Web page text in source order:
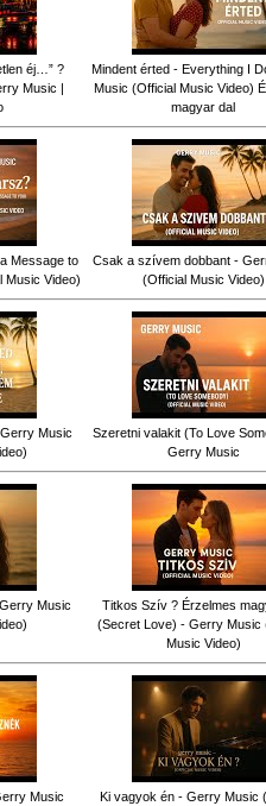
éj…” ?
Music |
Mindent érted - Everything I
Music (Official Music Video)
magyar dal
Message to
Music Video)
Csak a szívem dobbant -
(Official Music Video)
Music
Szeretni valakit (To Love
Gerry Music
Music
Titkos Szív ? Érzelmes
(Secret Love) - Gerry Music
Music Video)
Music
Ki vagyok én - Gerry Music